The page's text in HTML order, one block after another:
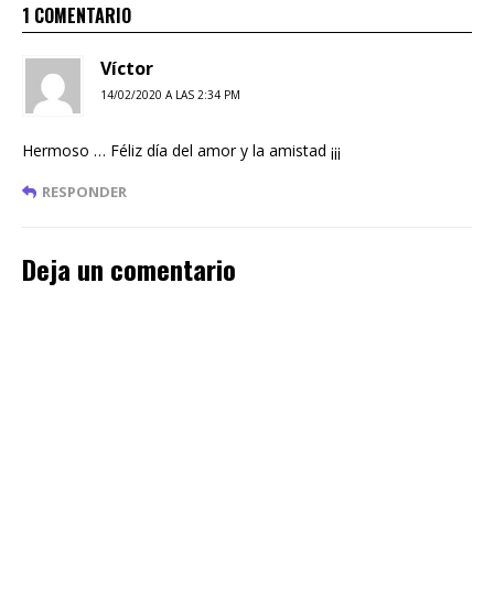
1 COMENTARIO
Víctor
14/02/2020 A LAS 2:34 PM
Hermoso … Féliz día del amor y la amistad ¡¡¡
RESPONDER
Deja un comentario